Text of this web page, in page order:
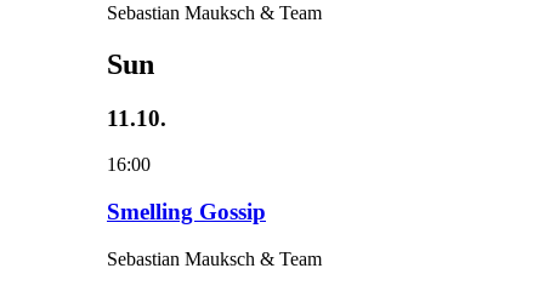
Sebastian Mauksch & Team
Sun
11.10.
16:00
Smelling Gossip
Sebastian Mauksch & Team